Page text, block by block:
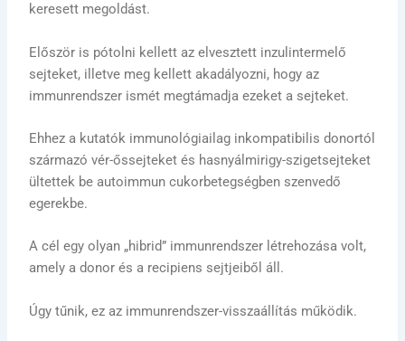
keresett megoldást.
Először is pótolni kellett az elvesztett inzulintermelő
sejteket, illetve meg kellett akadályozni, hogy az
immunrendszer ismét megtámadja ezeket a sejteket.
Ehhez a kutatók immunológiailag inkompatibilis donortól
származó vér-őssejteket és hasnyálmirigy-szigetsejteket
ültettek be autoimmun cukorbetegségben szenvedő
egerekbe.
A cél egy olyan „hibrid” immunrendszer létrehozása volt,
amely a donor és a recipiens sejtjeiből áll.
Úgy tűnik, ez az immunrendszer-visszaállítás működik.